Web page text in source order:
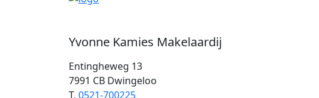
Yvonne Kamies Makelaardij
Entingheweg 13
7991 CB Dwingeloo
T. 0521-700225